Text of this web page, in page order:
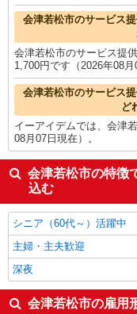
会津若松市のサービス
会津若松市のサービス提
1,700円です（2026年08月
会津若松市のサービス
ど
イーアイデムでは、会津
08月07日現在）。
会津若松市の特徴
込む
シニア（60代～）活躍中
主婦・主夫歓迎
深夜
会津若松市の雇用